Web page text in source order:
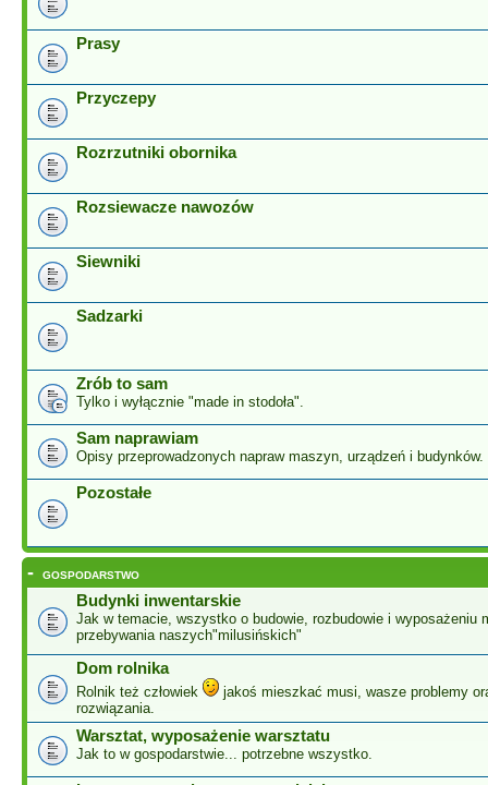
Prasy
Przyczepy
Rozrzutniki obornika
Rozsiewacze nawozów
Siewniki
Sadzarki
Zrób to sam
Tylko i wyłącznie "made in stodoła".
Sam naprawiam
Opisy przeprowadzonych napraw maszyn, urządzeń i budynków.
Pozostałe
- GOSPODARSTWO
Budynki inwentarskie
Jak w temacie, wszystko o budowie, rozbudowie i wyposażeniu
przebywania naszych"milusińskich"
Dom rolnika
Rolnik też człowiek
jakoś mieszkać musi, wasze problemy
rozwiązania.
Warsztat, wyposażenie warsztatu
Jak to w gospodarstwie... potrzebne wszystko.